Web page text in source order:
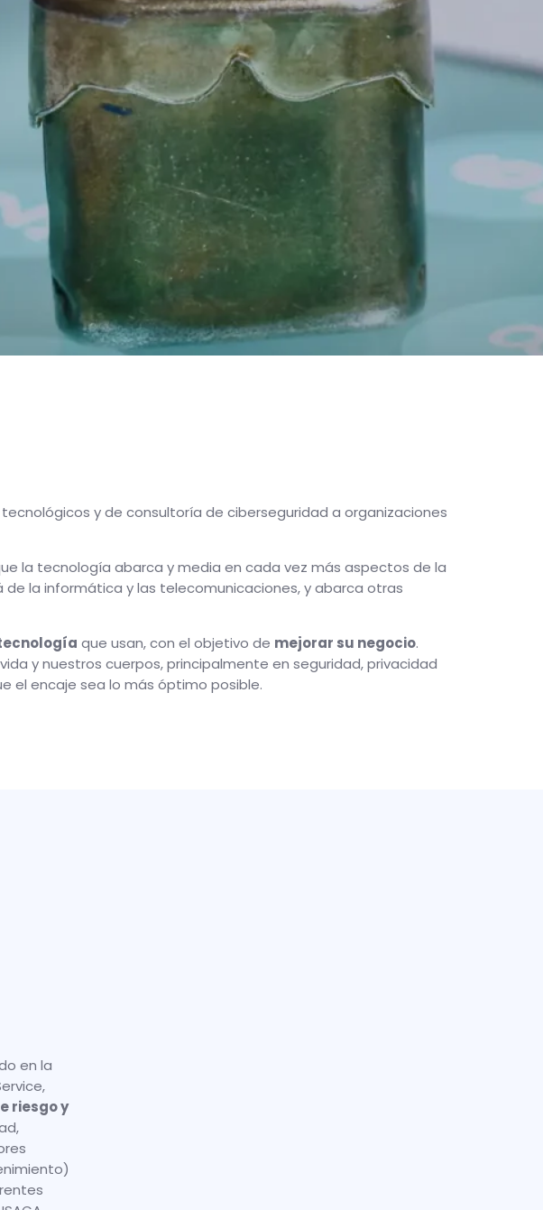
y de consultoría de ciberseguridad a organizaciones
la tecnología abarca y media en cada vez más aspectos de la
la informática y las telecomunicaciones, y abarca otras
que usan, con el objetivo de mejorar su negocio.
y nuestros cuerpos, principalmente en seguridad, privacidad
el encaje sea lo más óptimo posible.
en la
riesgo y